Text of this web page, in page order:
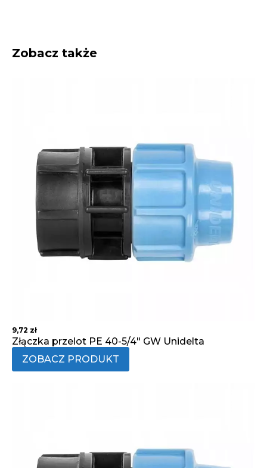
Zobacz także
9,72 zł
Złączka przelot PE 40-5/4" GW Unidelta
ZOBACZ PRODUKT